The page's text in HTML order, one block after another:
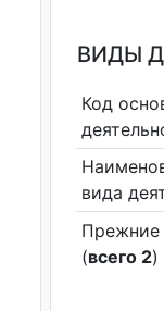
ВИДЫ
Код
вида
Прежние
(всего 2)